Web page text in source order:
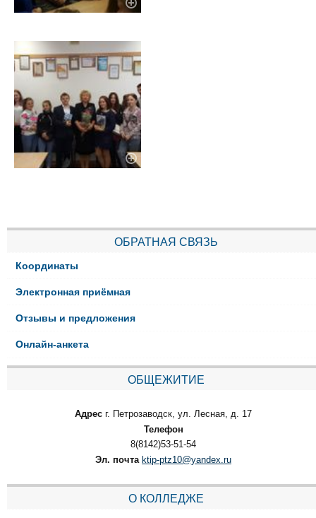
ОБРАТНАЯ СВЯЗЬ
Координаты
Электронная приёмная
Отзывы и предложения
Онлайн-анкета
ОБЩЕЖИТИЕ
Адрес г. Петрозаводск, ул. Лесная, д. 17
Телефон
8(8142)53-51-54
Эл. почта ktip-ptz10@yandex.ru
О КОЛЛЕДЖЕ